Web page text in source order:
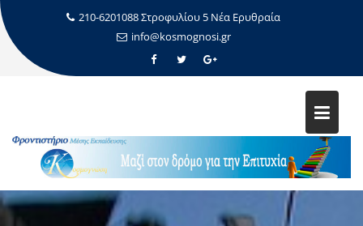
210-6201088 Στροφυλίου 5 Νέα Ερυθραία
info@kosmognosi.gr